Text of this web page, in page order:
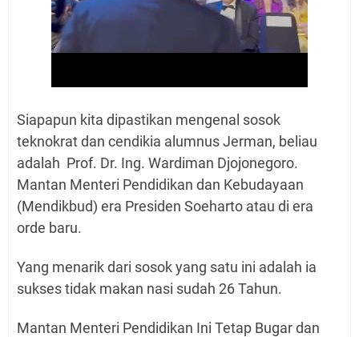
Siapapun kita dipastikan mengenal sosok
teknokrat dan cendikia alumnus Jerman, beliau
adalah Prof. Dr. Ing. Wardiman Djojonegoro.
Mantan Menteri Pendidikan dan Kebudayaan
(Mendikbud) era Presiden Soeharto atau di era
orde baru.
Yang menarik dari sosok yang satu ini adalah ia
sukses tidak makan nasi sudah 26 Tahun.
Mantan Menteri Pendidikan Ini Tetap Bugar dan